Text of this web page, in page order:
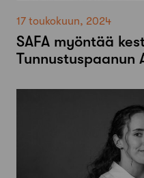
17 toukokuun, 2024
SAFA myöntää
Tunnustuspaanun